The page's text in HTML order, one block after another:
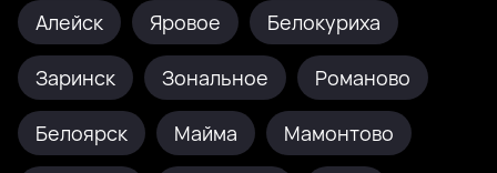
Алейск Яровое Белокуриха
Заринск Зональное Романово
Белоярск Майма Мамонтово